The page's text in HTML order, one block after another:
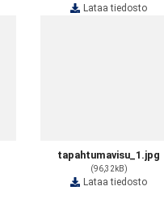
Lataa tiedosto
tapahtumavisu_1.jpg
(96,32kB)
Lataa tiedosto